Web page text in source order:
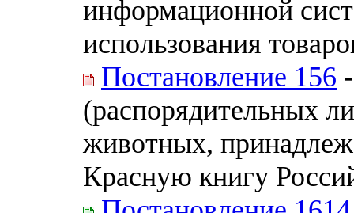
информационной
использования
Постановление 156
(распорядительных
животных,
Красную книгу